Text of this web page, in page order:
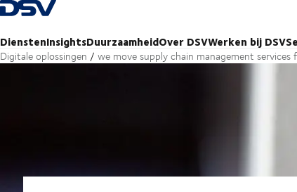
Terug naar startpagina
DienstenInsightsDuurzaamheidOver DSVWerken bij DSV
Digitale oplossingen we move supply chain management services